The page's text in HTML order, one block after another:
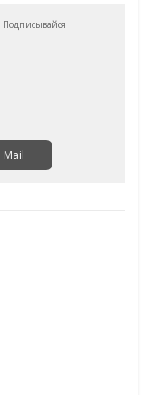
Подписывайся
Mail